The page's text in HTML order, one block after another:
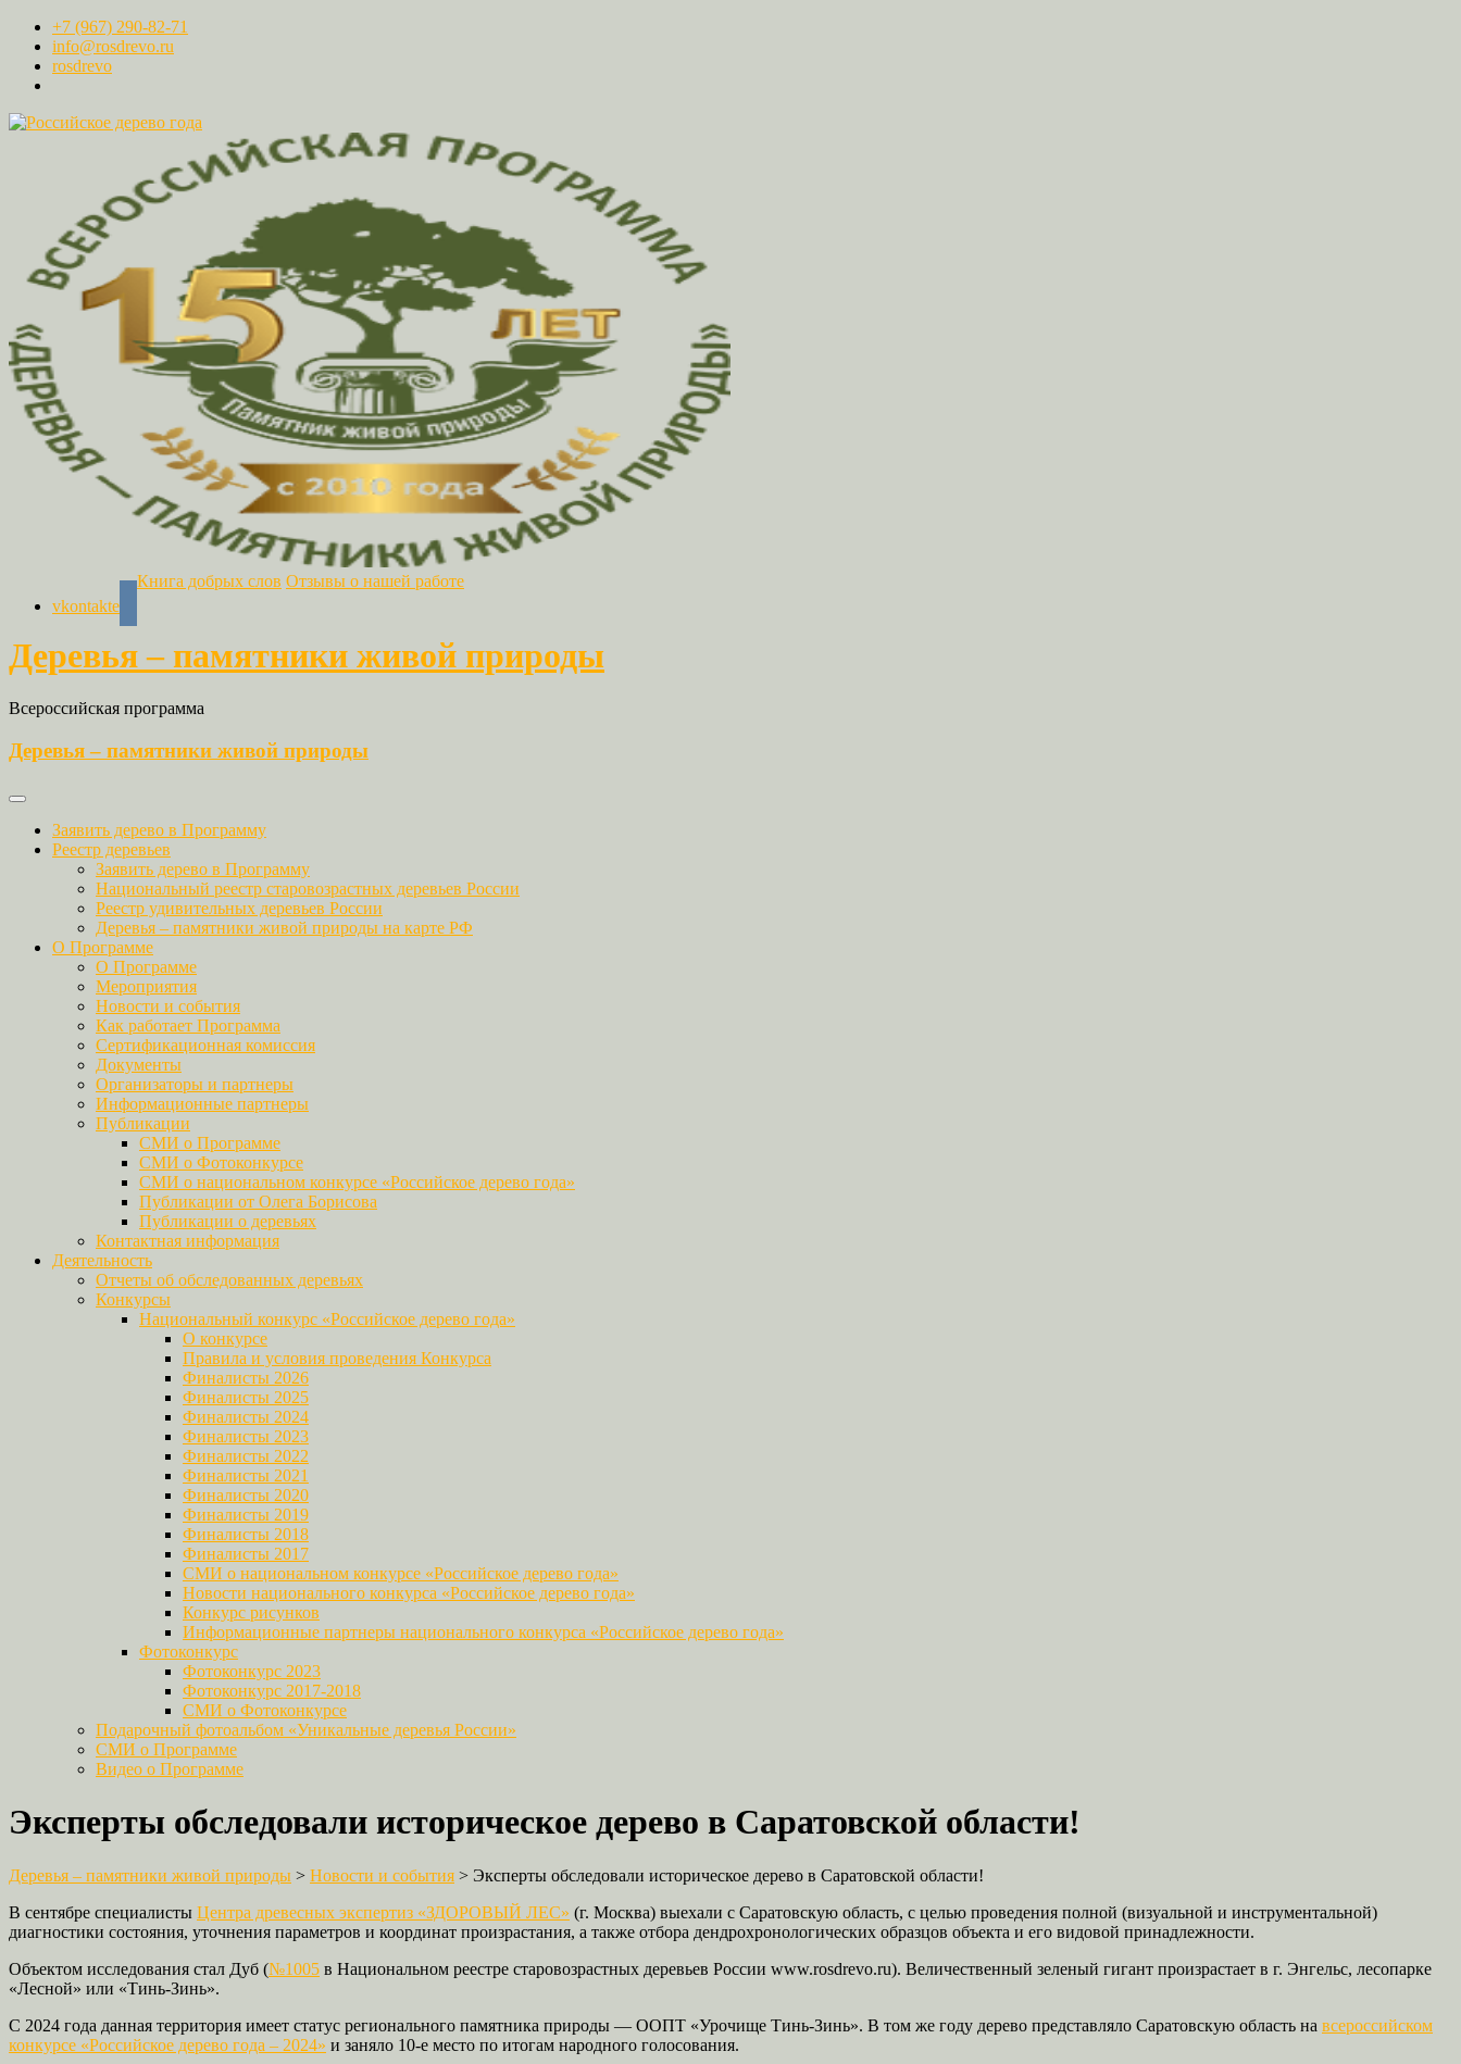
+7 (967) 290-82-71
info@rosdrevo.ru
rosdrevo
vkontakte
Книга добрых слов Отзывы о нашей работе
Деревья – памятники живой природы
Всероссийская программа
Деревья – памятники живой природы
Заявить дерево в Программу
Реестр деревьев
Заявить дерево в Программу
Национальный реестр старовозрастных деревьев России
Реестр удивительных деревьев России
Деревья – памятники живой природы на карте РФ
О Программе
О Программе
Мероприятия
Новости и события
Как работает Программа
Сертификационная комиссия
Документы
Организаторы и партнеры
Информационные партнеры
Публикации
СМИ о Программе
СМИ о Фотоконкурсе
СМИ о национальном конкурсе «Российское дерево года»
Публикации от Олега Борисова
Публикации о деревьях
Контактная информация
Деятельность
Отчеты об обследованных деревьях
Конкурсы
Национальный конкурс «Российское дерево года»
О конкурсе
Правила и условия проведения Конкурса
Финалисты 2026
Финалисты 2025
Финалисты 2024
Финалисты 2023
Финалисты 2022
Финалисты 2021
Финалисты 2020
Финалисты 2019
Финалисты 2018
Финалисты 2017
СМИ о национальном конкурсе «Российское дерево года»
Новости национального конкурса «Российское дерево года»
Конкурс рисунков
Информационные партнеры национального конкурса «Российское дерево года»
Фотоконкурс
Фотоконкурс 2023
Фотоконкурс 2017-2018
СМИ о Фотоконкурсе
Подарочный фотоальбом «Уникальные деревья России»
СМИ о Программе
Видео о Программе
Эксперты обследовали историческое дерево в Саратовской области!
Деревья – памятники живой природы > Новости и события > Эксперты обследовали историческое дерево в Саратовской области!
В сентябре специалисты Центра древесных экспертиз «ЗДОРОВЫЙ ЛЕС» (г. Москва) выехали с Саратовскую область, с целью проведения полной (визуальной и инструментальной)
диагностики состояния, уточнения параметров и координат произрастания, а также отбора дендрохронологических образцов объекта и его видовой принадлежности.
Объектом исследования стал Дуб (№1005 в Национальном реестре старовозрастных деревьев России www.rosdrevo.ru). Величественный зеленый гигант произрастает в г. Энгельс, лесопарке
«Лесной» или «Тинь-Зинь».
С 2024 года данная территория имеет статус регионального памятника природы — ООПТ «Урочище Тинь-Зинь». В том же году дерево представляло Саратовскую область на всероссийском
конкурсе «Российское дерево года – 2024» и заняло 10-е место по итогам народного голосования.